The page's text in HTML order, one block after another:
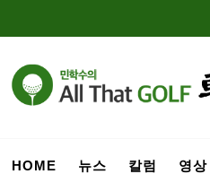
HOME 뉴스 칼럼 영상